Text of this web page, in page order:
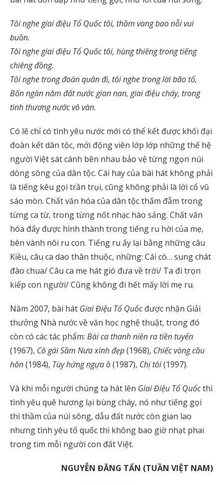
Tôi nghe giai điệu Tổ Quốc tôi, thầm vang bao nỗi vui
buồn.
Tôi nghe giai điệu Tổ Quốc tôi, hùng thiêng trong tiếng
chiêng đồng.
Tôi nghe trong đoàn quân đi, tôi nghe trong lời bão tố,
Bốn ngàn năm đất nước gian nan, giai điệu cháy, trong
tình thương nước vô vàn.
Có lẽ chỉ có tình yêu nước mới có thể kết được khối đại
đoàn kết dân tộc, mới động viên lớp lớp những thế hệ
người Việt sát cánh bên nhau bảo vệ từng ngọn núi
dòng sông của dân tộc. Cái hay của bài hát không phải
là tiếng kêu gọi trần trụi, cũng không phải là lời cổ vũ
sáo mòn. Chất văn hóa của dân tộc thấm đẫm trong
từng ca từ, trong từng nốt nhạc hào sảng. Chất văn
hóa đấy được hình thành trong tiếng ru hời của mẹ,
bên vành nôi ru con. Tiếng ru ấy lại bằng những câu
Kiều, câu ca dao thân thuộc, những: Cái cò… sung chát
đào chua/ Câu ca mẹ hát gió đưa về trời/ Ta đi trọn
kiếp con người/ Cũng không đi hết mấy lời mẹ ru.
Năm 2007, bài hát Giai Điệu Tổ Quốcđược nhận Giải
thưởng Nhà nước về văn học nghệ thuật, trong đó
còn có các tác phẩm: Bài ca thanh niên ra tiền tuyến
(1967), Cô gái Sầm Nưa xinh đẹp(1968), Chiếc vòng cầu
hôn(1984), Tùy hứng ngựa ô(1987), Chị tôi(1997).
Và khi mỗi người chúng ta hát lên Giai Điệu Tổ Quốcthì
tình yêu quê hương lại bùng cháy, nó như tiếng gọi
thì thầm của núi sông, dẫu đất nước còn gian lao
nhưng tình yêu tổ quốc thì không bao giờ nhạt phai
trong tim mỗi người con đất Việt.
NGUYỄN ĐĂNG TẤN (TUẦN VIỆT NAM)